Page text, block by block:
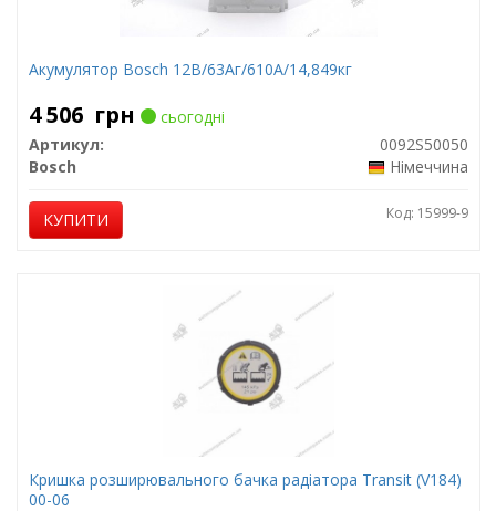
Акумулятор Bosch 12В/63Аг/610А/14,849кг
4 506 грн
сьогодні
Артикул:
0092S50050
Bosch
Німеччина
КУПИТИ Код: 15999-9
Кришка розширювального бачка радіатора Transit (V184)
00-06